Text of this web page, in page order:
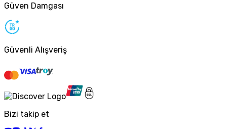
Güven Damgası
Güvenli Alışveriş
Bizi takip et